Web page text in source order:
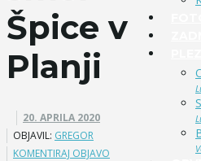
Špice v
Planji
20. APRILA 2020
OBJAVIL: GREGOR
KOMENTIRAJ OBJAVO